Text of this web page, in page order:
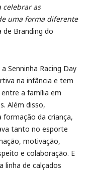
celebrar as
uma forma diferente
de Branding do
Senninha Racing Day
na infância e tem
a família em
Além disso,
da criança,
tanto no esporte
motivação,
e colaboração. E
linha de calçados